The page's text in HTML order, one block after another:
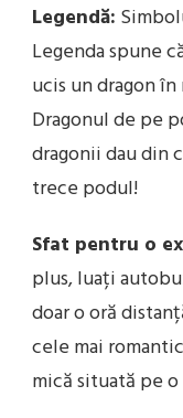
Legendă:
Legenda spune
ucis un dragon
Dragonul de pe
dragonii dau din
trece podul!
Sfat pentru o
plus, luați
doar o oră
cele mai
mică situată pe